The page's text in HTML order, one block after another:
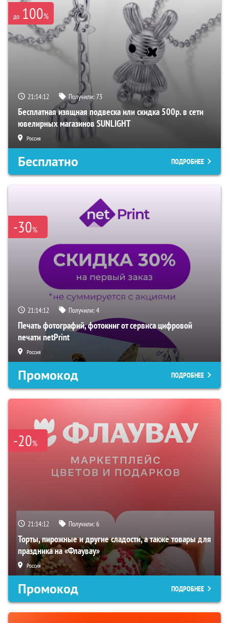
до 100%
21:14:11 Получили:73
Бесплатная изящная подвеска или скидка 500р. в сети
ювелирных магазинов SUNLIGHT
Россия
Бесплатно ПОДРОБНЕЕ
-30%
21:14:11 Получили:4
Печать фотографий, фотокниг от сервиса цифровой
печати netPrint
Россия
Промокод ПОДРОБНЕЕ
-20%
21:14:11 Получили:6
Торты, пирожные и другие сладости, а также товары для
праздника на «Флаувау»
Россия
Промокод ПОДРОБНЕЕ